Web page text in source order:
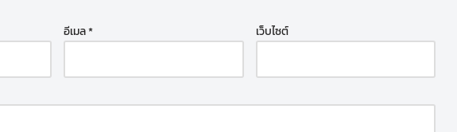
อีเมล* เว็บไซต์